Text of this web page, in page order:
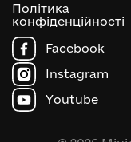
Політика
конфіденційності
Facebook
Instagram
Youtube